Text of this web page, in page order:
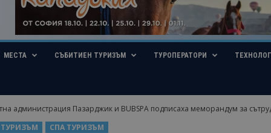
МЕСТА СЪБИТИЕН ТУРИЗЪМ ТУРОПЕРАТОРИ
администрация Пазарджик и BUBSPA подписаха меморандум за
СПА ТУРИЗЪМ